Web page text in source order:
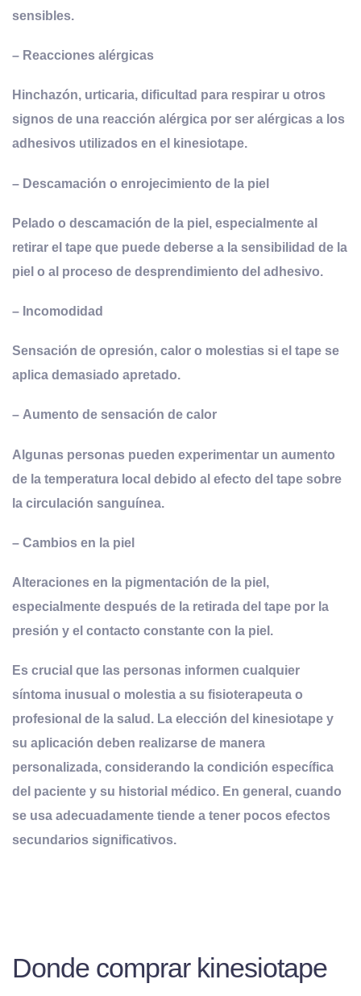
sensibles.
– Reacciones alérgicas
Hinchazón, urticaria, dificultad para respirar u otros
signos de una reacción alérgica por ser alérgicas a los
adhesivos utilizados en el kinesiotape.
– Descamación o enrojecimiento de la piel
Pelado o descamación de la piel, especialmente al
retirar el tape que puede deberse a la sensibilidad de la
piel o al proceso de desprendimiento del adhesivo.
– Incomodidad
Sensación de opresión, calor o molestias si el tape se
aplica demasiado apretado.
– Aumento de sensación de calor
Algunas personas pueden experimentar un aumento
de la temperatura local debido al efecto del tape sobre
la circulación sanguínea.
– Cambios en la piel
Alteraciones en la pigmentación de la piel,
especialmente después de la retirada del tape por la
presión y el contacto constante con la piel.
Es crucial que las personas informen cualquier
síntoma inusual o molestia a su fisioterapeuta o
profesional de la salud. La elección del kinesiotape y
su aplicación deben realizarse de manera
personalizada, considerando la condición específica
del paciente y su historial médico. En general, cuando
se usa adecuadamente tiende a tener pocos efectos
secundarios significativos.
Donde comprar kinesiotape